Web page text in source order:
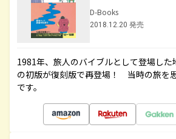
D-Books
2018.12.20 発売
1981年、旅人のバイブルとして登場した
の初版が復刻版で再登場！ 当時の旅を
です。